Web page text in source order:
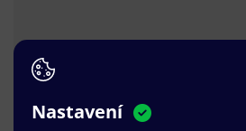
Nastavení